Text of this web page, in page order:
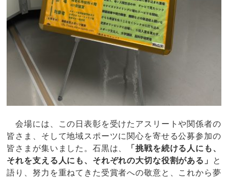
会場には、この日表彰を受けたアスリートや関係者の
皆さま、そして地域スポーツに関心を寄せる公募参加の
皆さまが集いました。石黒は、
「挑戦を続ける人にも、
それを支える人にも、それぞれの大切な役割がある」
と
語り、努力を重ねてきた受賞者への敬意と、これから夢